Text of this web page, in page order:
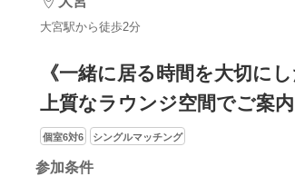
大宮駅から徒歩2分
《一緒に居る時間を大切にし
上質なラウンジ空間でご案内
個室6対6 シングルマッチング
参加条件